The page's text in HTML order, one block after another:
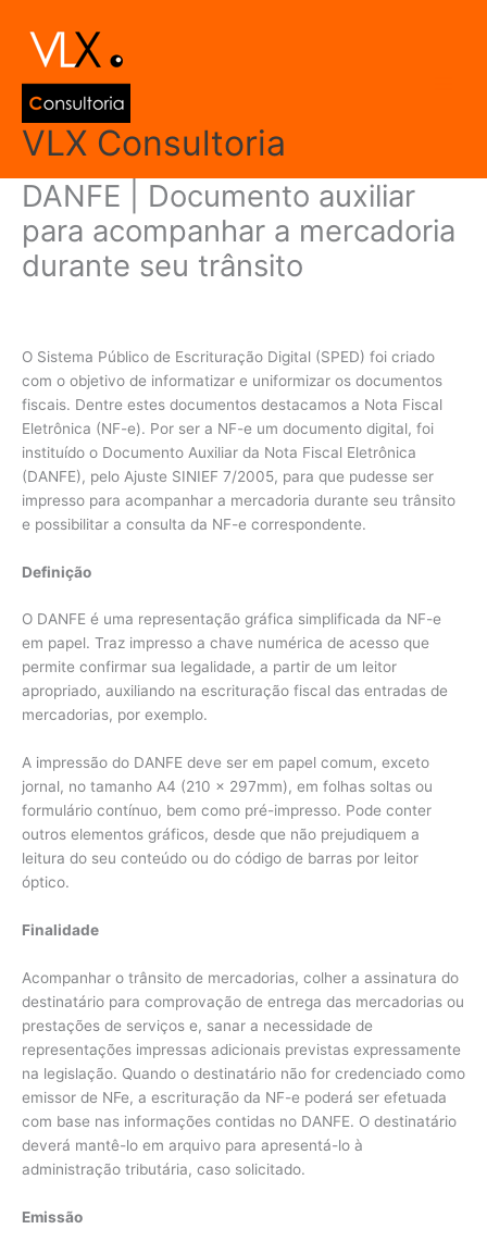
para
conteúdo
VLX Consultoria
DANFE | Documento auxiliar
para acompanhar a mercadoria
durante seu trânsito
O Sistema Público de Escrituração Digital (SPED) foi criado
com o objetivo de informatizar e uniformizar os documentos
fiscais. Dentre estes documentos destacamos a Nota Fiscal
Eletrônica (NF-e). Por ser a NF-e um documento digital, foi
instituído o Documento Auxiliar da Nota Fiscal Eletrônica
(DANFE), pelo Ajuste SINIEF 7/2005, para que pudesse ser
impresso para acompanhar a mercadoria durante seu trânsito
e possibilitar a consulta da NF-e correspondente.
Definição
O DANFE é uma representação gráfica simplificada da NF-e
em papel. Traz impresso a chave numérica de acesso que
permite confirmar sua legalidade, a partir de um leitor
apropriado, auxiliando na escrituração fiscal das entradas de
mercadorias, por exemplo.
A impressão do DANFE deve ser em papel comum, exceto
jornal, no tamanho A4 (210 x 297mm), em folhas soltas ou
formulário contínuo, bem como pré-impresso. Pode conter
outros elementos gráficos, desde que não prejudiquem a
leitura do seu conteúdo ou do código de barras por leitor
óptico.
Finalidade
Acompanhar o trânsito de mercadorias, colher a assinatura do
destinatário para comprovação de entrega das mercadorias ou
prestações de serviços e, sanar a necessidade de
representações impressas adicionais previstas expressamente
na legislação. Quando o destinatário não for credenciado como
emissor de NFe, a escrituração da NF-e poderá ser efetuada
com base nas informações contidas no DANFE. O destinatário
deverá mantê-lo em arquivo para apresentá-lo à
administração tributária, caso solicitado.
Emissão